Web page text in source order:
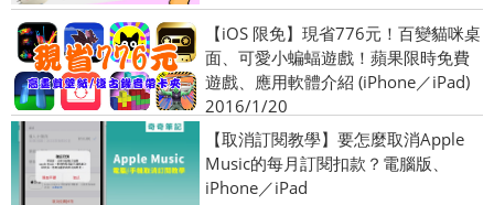
【iOS 限免】現省776元！百變貓咪桌
面、可愛小蝙蝠遊戲！蘋果限時免費
遊戲、應用軟體介紹 (iPhone／iPad)
2016/1/20
【取消訂閱教學】要怎麼取消Apple
Music的每月訂閱扣款？電腦版、
iPhone／iPad